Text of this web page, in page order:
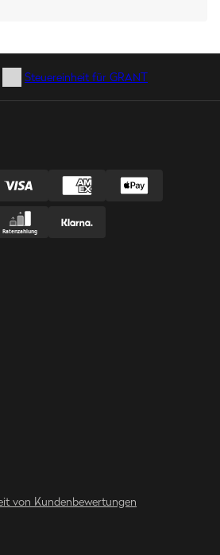
Steuereinheit für GRANT
von Kundenbewertungen